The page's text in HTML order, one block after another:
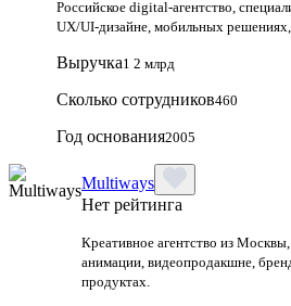
Российское digital-агентство,
UX/UI-дизайне, мобильных решениях,
Выручка1 2 млрд
Сколько сотрудников460
Год основания2005
Multiways
Нет рейтинга
Креативное агентство из
анимации, видеопродакшне,
продуктах.